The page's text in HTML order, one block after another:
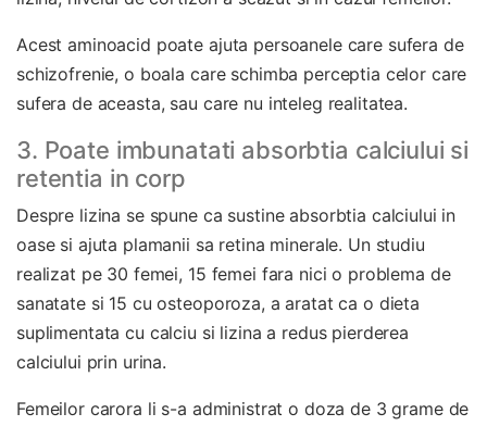
Acest aminoacid poate ajuta persoanele care sufera de
schizofrenie, o boala care schimba perceptia celor care
sufera de aceasta, sau care nu inteleg realitatea.
3. Poate imbunatati absorbtia calciului si
retentia in corp
Despre lizina se spune ca sustine absorbtia calciului in
oase si ajuta plamanii sa retina minerale. Un studiu
realizat pe 30 femei, 15 femei fara nici o problema de
sanatate si 15 cu osteoporoza, a aratat ca o dieta
suplimentata cu calciu si lizina a redus pierderea
calciului prin urina.
Femeilor carora li s-a administrat o doza de 3 grame de